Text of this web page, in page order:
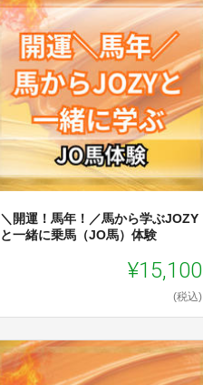
＼開運！馬年！／馬から学ぶJOZY
と一緒に乗馬（JO馬）体験
¥15,100
(税込)